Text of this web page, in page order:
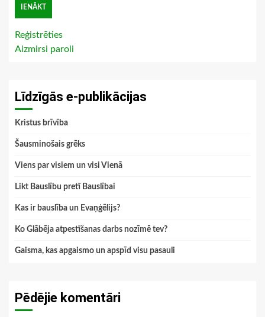
Reģistrēties
Aizmirsi paroli
Līdzīgās e-publikācijas
Kristus brīvība
Šausminošais grēks
Viens par visiem un visi Vienā
Likt Bauslību pretī Bauslībai
Kas ir bauslība un Evaņģēlijs?
Ko Glābēja atpestīšanas darbs nozīmē tev?
Gaisma, kas apgaismo un apspīd visu pasauli
Pēdējie komentāri